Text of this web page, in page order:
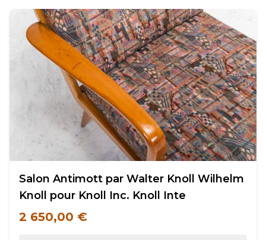
Salon Antimott par Walter Knoll Wilhelm
Knoll pour Knoll Inc. Knoll Inte
2 650,00 €